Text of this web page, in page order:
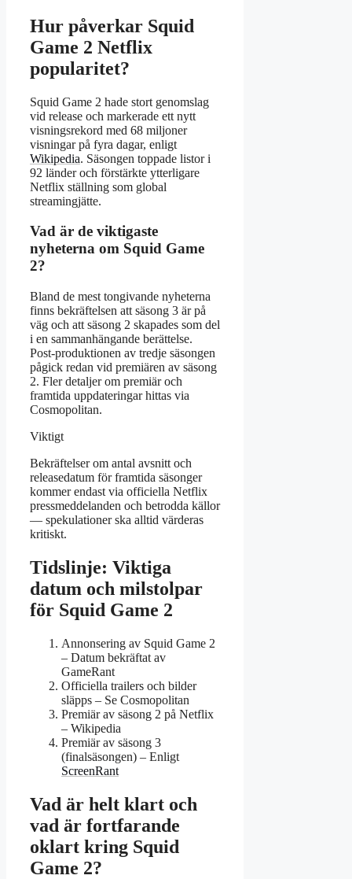
Hur påverkar Squid
Game 2 Netflix
popularitet?
Squid Game 2 hade stort genomslag
vid release och markerade ett nytt
visningsrekord med 68 miljoner
visningar på fyra dagar, enligt
Wikipedia. Säsongen toppade listor i
92 länder och förstärkte ytterligare
Netflix ställning som global
streamingjätte.
Vad är de viktigaste
nyheterna om Squid Game
2?
Bland de mest tongivande nyheterna
finns bekräftelsen att säsong 3 är på
väg och att säsong 2 skapades som del
i en sammanhängande berättelse.
Post-produktionen av tredje säsongen
pågick redan vid premiären av säsong
2. Fler detaljer om premiär och
framtida uppdateringar hittas via
Cosmopolitan.
Viktigt
Bekräftelser om antal avsnitt och
releasedatum för framtida säsonger
kommer endast via officiella Netflix
pressmeddelanden och betrodda källor
— spekulationer ska alltid värderas
kritiskt.
Tidslinje: Viktiga
datum och milstolpar
för Squid Game 2
Annonsering av Squid Game 2
– Datum bekräftat av
GameRant
Officiella trailers och bilder
släpps – Se Cosmopolitan
Premiär av säsong 2 på Netflix
– Wikipedia
Premiär av säsong 3
(finalsäsongen) – Enligt
ScreenRant
Vad är helt klart och
vad är fortfarande
oklart kring Squid
Game 2?